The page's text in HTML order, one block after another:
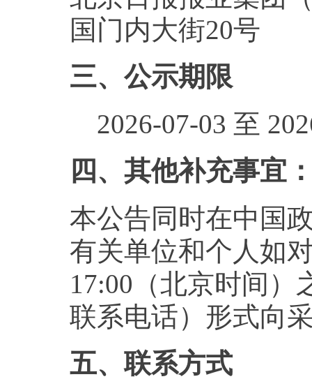
国门内大街20号
三、公示期限
2026-07-03 至
四、其他补充事宜
本公告同时在中国
有关单位和个人如
17:00（北京时间）
联系电话）形式向
五、联系方式